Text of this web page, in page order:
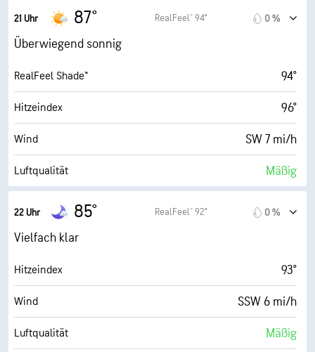
Wolkendecke
Maximaler UV-Indexwert
Böen
Luftfeuch. 63 %
Taupunkt 75° F
AccuLumen Brightness Index™ 0 (Dunkel)
Bewölkung 25 %
21 Uhr 87° RealFeel® 94° 0 %
Überwiegend sonnig
RealFeel Shade™ 94°
Hitzeindex 96°
Wind SW 7 mi/h
Luftqualität Mäßig
Maximaler UV-Indexwert
Böen
Luftfeuch. 67 %
Taupunkt 75° F
AccuLumen Brightness Index™ 0 (Dunkel)
22 Uhr 85° RealFeel® 92° 0 %
Vielfach klar
Hitzeindex 93°
Wind SSW 6 mi/h
Luftqualität Mäßig